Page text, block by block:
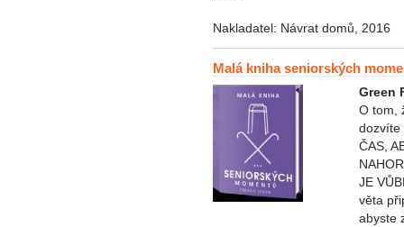
Nakladatel: Návrat domů, 2016
Malá kniha seniorských
Green
O tom,
ČAS,
JE
věta
abyste